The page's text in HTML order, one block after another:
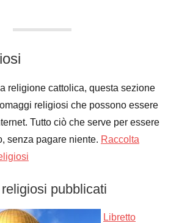
religione cattolica, questa sezione
religiosi che possono essere
Tutto ciò che serve per essere
senza pagare niente. Raccolta
pubblicati
Libretto